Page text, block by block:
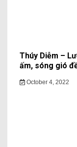
Thúy Diễm –
ấm, sóng gió
October 4, 2022